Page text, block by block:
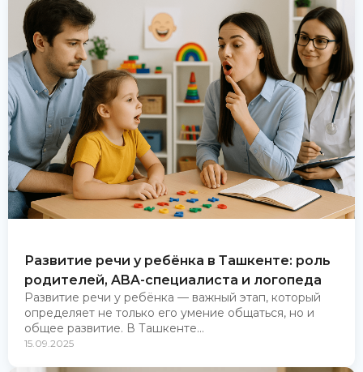
Развитие речи у ребёнка в Ташкенте: роль
родителей, ABA-специалиста и логопеда
Развитие речи у ребёнка — важный этап, который
определяет не только его умение общаться, но и
общее развитие. В Ташкенте...
15.09.2025